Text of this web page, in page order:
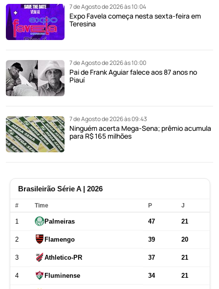
7 de Agosto de 2026 às 10:04
Expo Favela começa nesta sexta-feira em
Teresina
7 de Agosto de 2026 às 10:00
Pai de Frank Aguiar falece aos 87 anos no
Piauí
7 de Agosto de 2026 às 09:43
Ninguém acerta Mega-Sena; prêmio acumula
para R$ 165 milhões